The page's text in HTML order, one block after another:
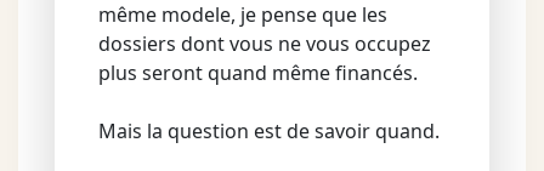
même modele, je pense que les
dossiers dont vous ne vous occupez
plus seront quand même financés.
Mais la question est de savoir quand.